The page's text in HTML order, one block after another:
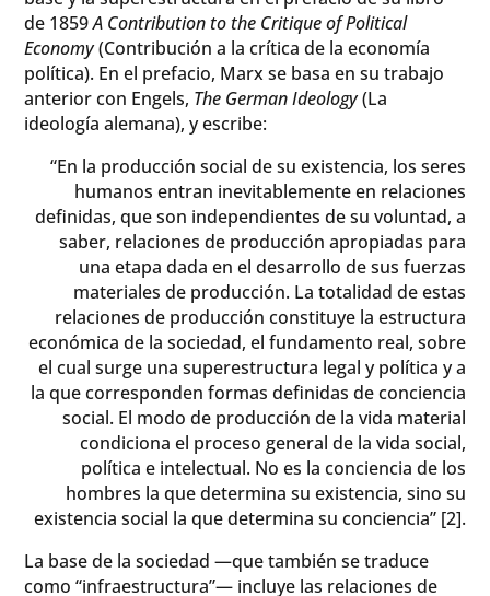
de 1859A Contribution to the Critique of Political
Economy(Contribución a la crítica de la economía
política). En el prefacio, Marx se basa en su trabajo
anterior con Engels, The German Ideology(La
ideología alemana), y escribe:
“En la producción social de su existencia, los seres
humanos entran inevitablemente en relaciones
definidas, que son independientes de su voluntad, a
saber, relaciones de producción apropiadas para
una etapa dada en el desarrollo de sus fuerzas
materiales de producción. La totalidad de estas
relaciones de producción constituye la estructura
económica de la sociedad, el fundamento real, sobre
el cual surge una superestructura legal y política y a
la que corresponden formas definidas de conciencia
social. El modo de producción de la vida material
condiciona el proceso general de la vida social,
política e intelectual. No es la conciencia de los
hombres la que determina su existencia, sino su
existencia social la que determina su conciencia” [2].
La base de la sociedad —que también se traduce
como “infraestructura”— incluye las relaciones de